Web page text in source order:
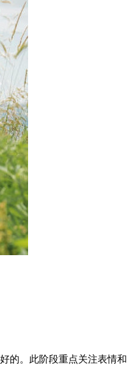
的。此阶段重点关注表情和